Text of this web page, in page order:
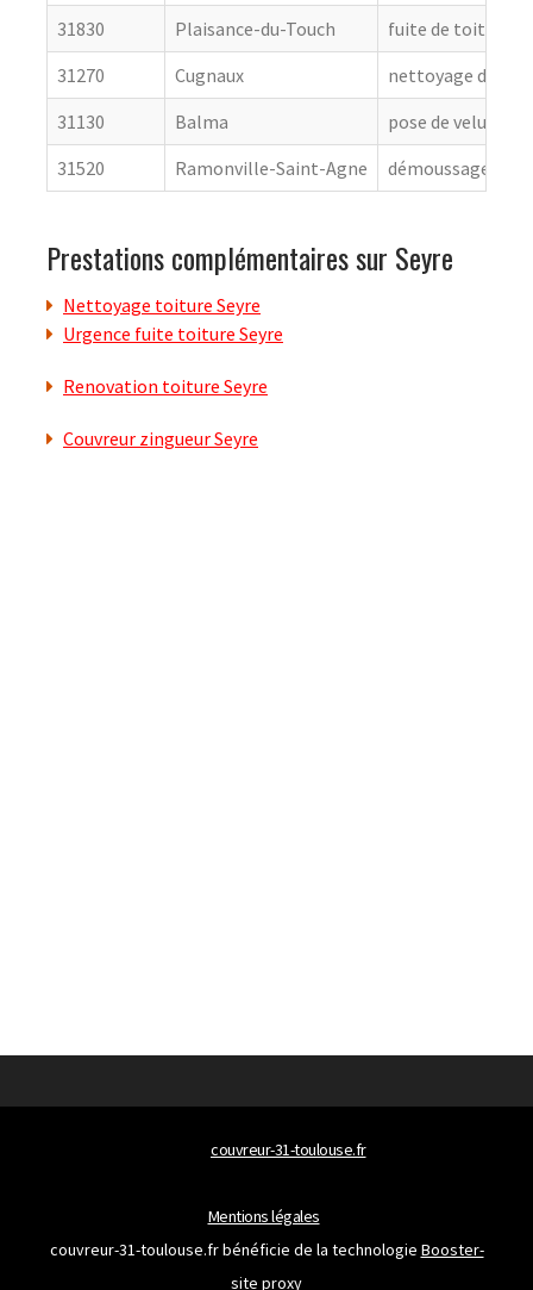
31830
Plaisance-du-Touch
fuite de toiture
31270
Cugnaux
nettoyage de
31130
Balma
pose de velux
31520
Ramonville-Saint-Agne démoussage de
Prestations complémentaires sur Seyre
Nettoyage toiture Seyre
Urgence fuite toiture Seyre
Renovation toiture Seyre
Couvreur zingueur Seyre
couvreur-31-toulouse.fr
Mentions légales
couvreur-31-toulouse.fr bénéficie de la technologie Booster-
site proxy